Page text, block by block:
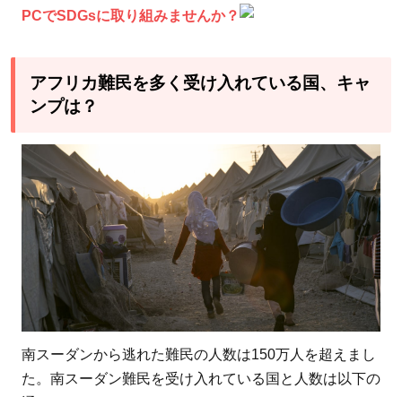
ン
行
わ
い
る
支
援
と
は
3.1
食糧
と栄
PCでSDGsに取り組みませんか？
アフリカ難民を多く受け入れている国、キャ
ンプは？
南スーダンから逃れた難民の人数は150万人を超えまし
た。南スーダン難民を受け入れている国と人数は以下の